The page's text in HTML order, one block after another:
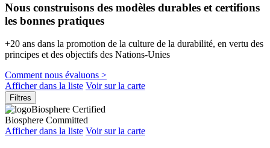
Nous construisons des modèles durables et certifions
les bonnes pratiques
+20 ans dans la promotion de la culture de la durabilité, en vertu des
principes et des objectifs des Nations-Unies
Comment nous évaluons >
Afficher dans la liste Voir sur la carte
Filtres
Biosphere Certified
Biosphere Committed
Afficher dans la liste Voir sur la carte